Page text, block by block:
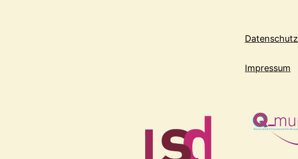
Datenschutz
Impressum